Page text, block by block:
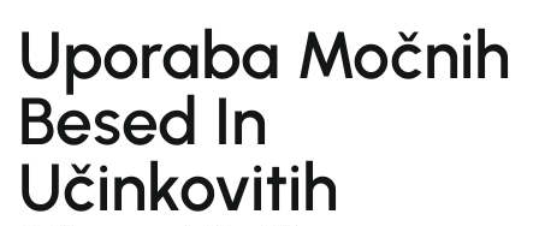
Uporaba Močnih
Besed In
Učinkovitih